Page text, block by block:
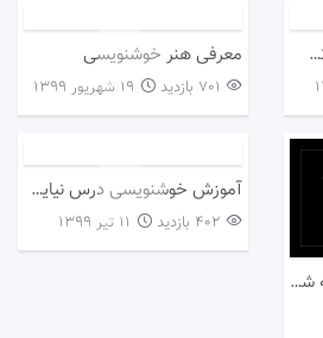
آموزش خوشنویسی ویژه دانش آموزان پایه های پنجم و ششم معرفی هنر خوشنویسی
701 بازدید ۱۹ شهریور ۱۳۹۹
آموزش نوشتن حرف الف به شیوه داستان گویی
آموزش خوشنویسی درس نیایش _فارسی پایه دوم
402 بازدید ۱۱ تیر ۱۳۹۹